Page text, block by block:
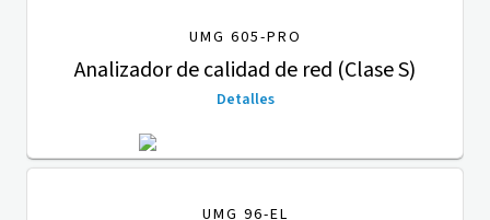
UMG 605-PRO
Analizador de calidad de red (Clase S)
Detalles
UMG 96-EL